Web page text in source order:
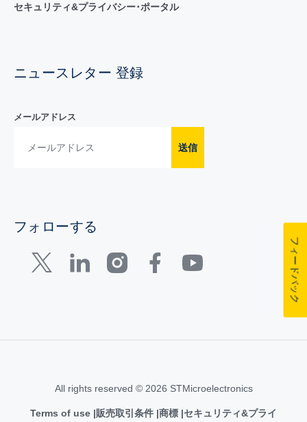
セキュリティ&プライバシー･ポータル
ニュースレター 登録
メールアドレス
送信
フォローする
All rights reserved © 2026 STMicroelectronics
Terms of use 販売取引条件 商標 セキュリティ&プライ
フィードバック